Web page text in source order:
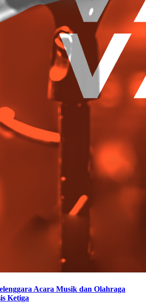
Acara Musik dan Olahraga
Ketiga